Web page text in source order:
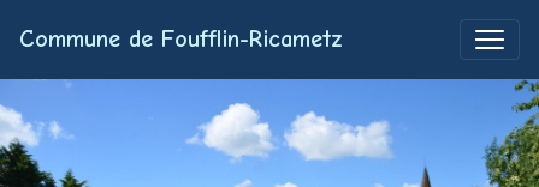
Commune de Foufflin-Ricametz